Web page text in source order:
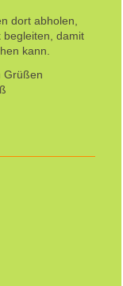
dort abholen,
begleiten, damit
kann.
Grüßen